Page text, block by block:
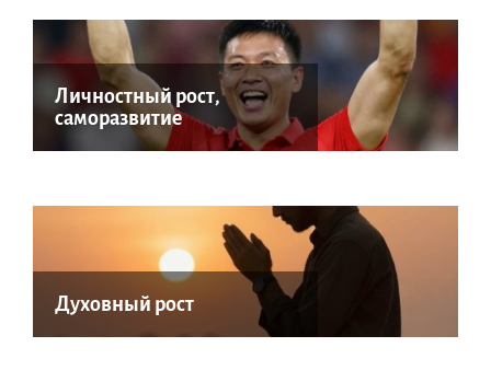
Личностный рост,
саморазвитие
Духовный рост